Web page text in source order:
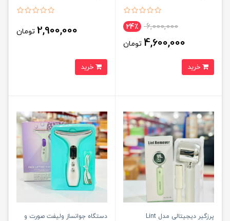
6,000,000 24٪
4,600,000 تومان
2,900,000 تومان
پرزگیر دیجیتالی مدل Lint
دستگاه جوانساز ولیفت صورت و